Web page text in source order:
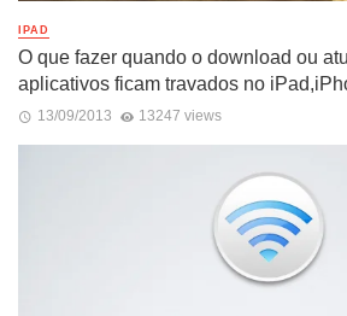
IPAD
O que fazer quando o download ou
aplicativos ficam travados no
13/09/2013 13247 views